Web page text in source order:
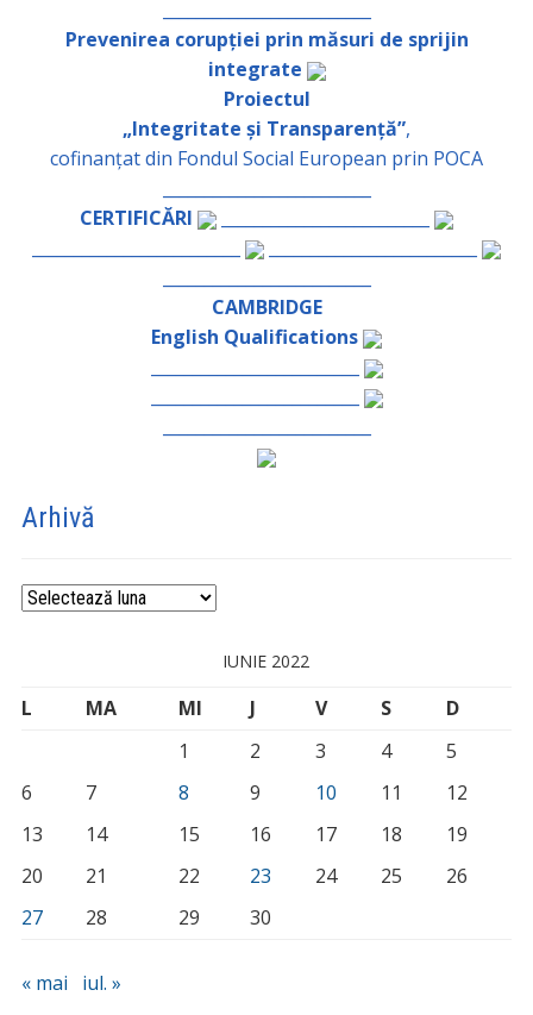
Prevenirea corupției prin măsuri de sprijin
integrate
Proiectul
„Integritate și Transparență”,
cofinanțat din Fondul Social European prin POCA
CERTIFICĂRI
CAMBRIDGE
English Qualifications
Arhivă
Arhivă
IUNIE 2022
L MA MI J V S
D
1
2 3 4
5
6
7 8 9 10 11
12
13
14 15 16 17 18
19
20
21 22 23 24 25
26
27
28 29 30
« mai iul. »